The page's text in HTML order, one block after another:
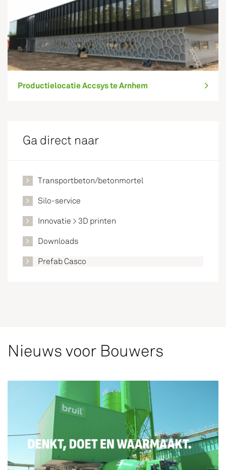
Productielocatie Accsys te Arnhem
Ga direct naar
Transportbeton/betonmortel
Silo-service
Innovatie > 3D printen
Downloads
Prefab Casco
Nieuws voor Bouwers